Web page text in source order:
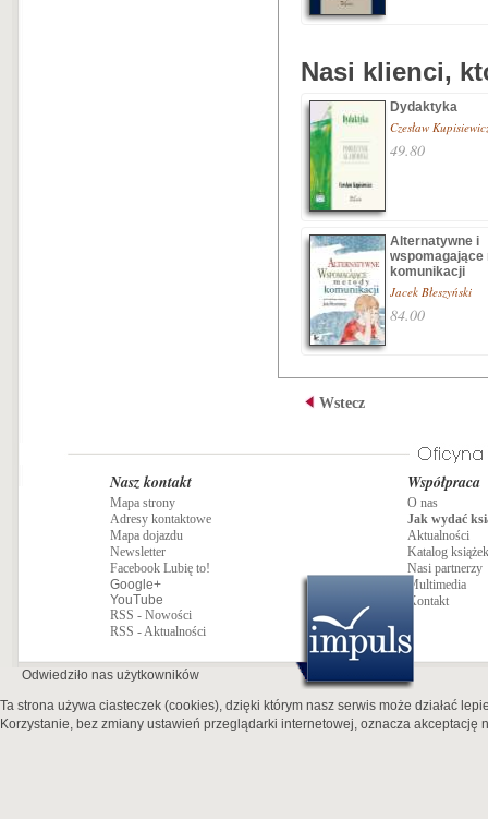
Nasi klienci,
Dydaktyka
Czesław
49.80
Alternatywne i
wspomagające
komunikacji
Jacek Błeszyński
84.00
Wstecz
Nasz kontakt
Mapa strony
Adresy kontaktowe
Mapa dojazdu
Newsletter
Facebook Lubię to!
Google+
YouTube
RSS - Nowości
RSS - Aktualności
Współpraca
O nas
Jak wydać
Aktualności
Katalog książek
Nasi partnerzy
Multimedia
Kontakt
Odwiedziło nas użytkowników
Ta strona używa ciasteczek (cookies), dzięki którym nasz serwis może działać
Korzystanie, bez zmiany ustawień przeglądarki internetowej, oznacza akceptację